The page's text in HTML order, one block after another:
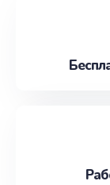
наилучшим